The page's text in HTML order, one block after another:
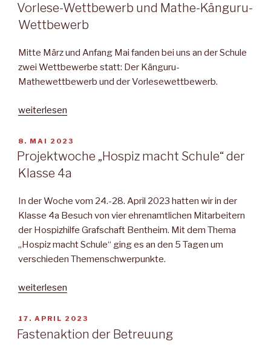
Klassen“
AM
Vorlese-Wettbewerb und Mathe-Känguru-
Wettbewerb
Mitte März und Anfang Mai fanden bei uns an der Schule
zwei Wettbewerbe statt: Der Känguru-
Mathewettbewerb und der Vorlesewettbewerb.
„Vorlese-
und
Mathe-
Känguru-
weiterlesen
VERÖFFENTLICHT
AM
8. MAI 2023
Projektwoche „Hospiz macht Schule“ der
Klasse 4a
In der Woche vom 24.-28. April 2023 hatten wir in der
Klasse 4a Besuch von vier ehrenamtlichen Mitarbeitern
der Hospizhilfe Grafschaft Bentheim. Mit dem Thema
„Hospiz macht Schule“ ging es an den 5 Tagen um
verschieden Themenschwerpunkte.
„Projektwoche
macht
Schule“
weiterlesen
VERÖFFENTLICHT
AM
17. APRIL 2023
Fastenaktion der Betreuung